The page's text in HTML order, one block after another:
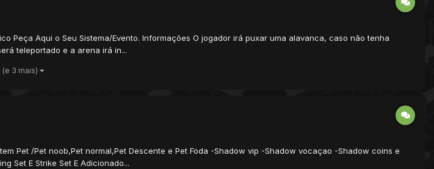
Peça Aqui o Seu Sistema/Evento. Informações O jogador irá puxar uma alavanca, caso não tenha
teleportado e a arena irá in...
(e 3 mais)
Pet /Pet noob,Pet normal,Pet Descente e Pet Foda -Shadow vip -Shadow vocaçao -Shadow coins e
Set E Strike Set E Adicionado...